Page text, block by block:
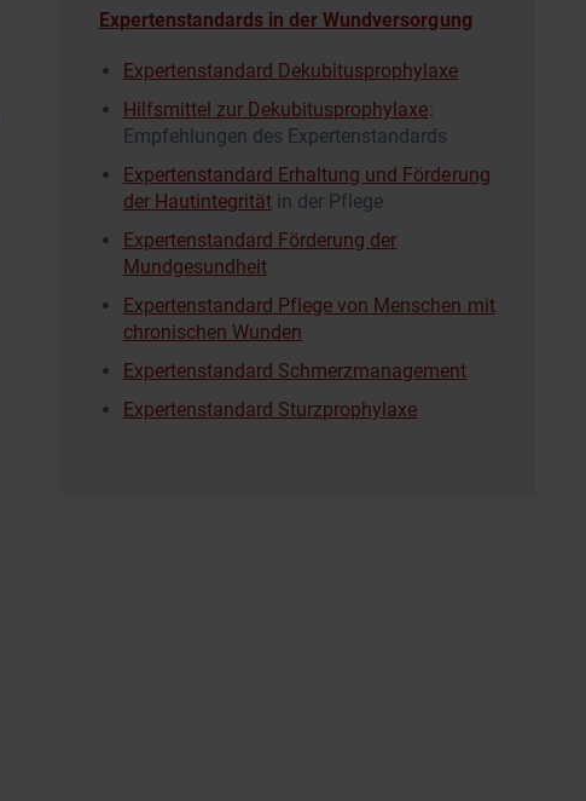
Expertenstandards in der Wundversorgung
Expertenstandard Dekubitusprophylaxe
Hilfsmittel zur Dekubitusprophylaxe:
Empfehlungen des Expertenstandards
Expertenstandard Erhaltung und Förderung
der Hautintegrität in der Pflege
Expertenstandard Förderung der
Mundgesundheit
Expertenstandard Pflege von Menschen mit
chronischen Wunden
Expertenstandard Schmerzmanagement
Expertenstandard Sturzprophylaxe